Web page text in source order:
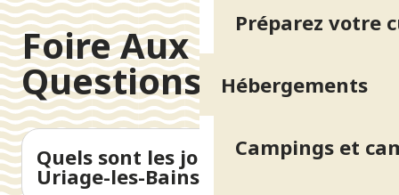
Préparez votre
Hébergements
Campings et
Foire Aux
Questions
Quels sont les jours de marché à
Uriage-les-Bains ?